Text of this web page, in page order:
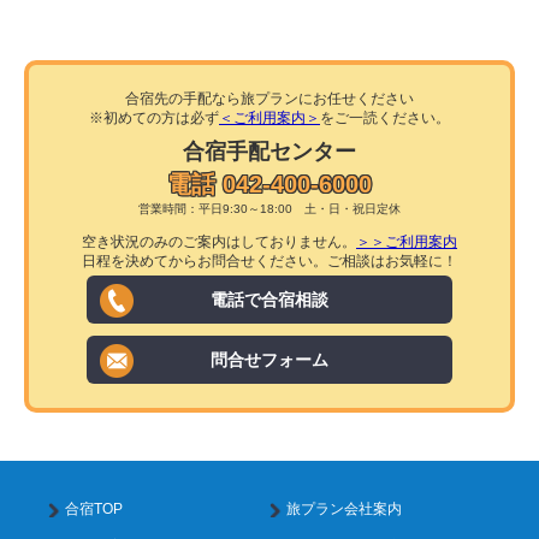
合宿先の手配なら旅プランにお任せください
※初めての方は必ず ＜ご利用案内＞ をご一読ください。
合宿手配センター
電話 042-400-6000
営業時間：平日9:30～18:00 土・日・祝日定休
空き状況のみのご案内はしておりません。
＞＞ご利用案内
日程を決めてからお問合せください。ご相談はお気軽に！
電話で合宿相談
問合せフォーム
合宿TOP 旅プラン会社案内